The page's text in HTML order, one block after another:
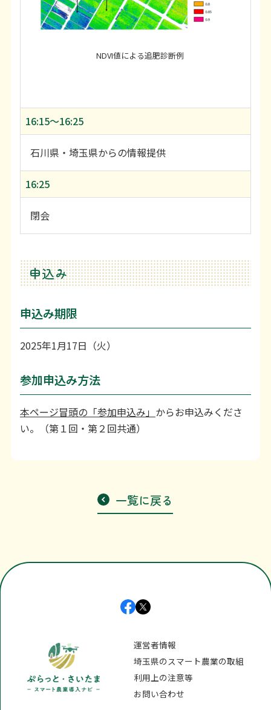
NDVI値による追肥診断例
16:15〜16:25
石川県・埼玉県からの情報提供
16:25
閉会
申込み
申込み期限
2025年1月17日（火）
参加申込み方法
本ページ冒頭の「参加申込み」 からお申込みくださ
い。（第１回・第２回共通）
一覧に戻る
運営者情報
埼玉県のスマート農業の取組
利用上の注意等
お問い合わせ